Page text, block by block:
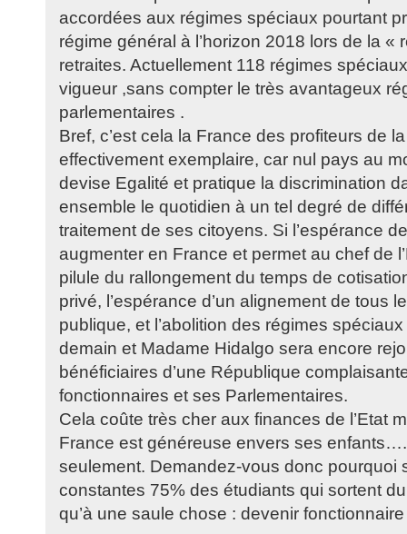
accordées aux régimes spéciaux pourtant
régime général à l’horizon 2018 lors de la «
retraites. Actuellement 118 régimes
vigueur ,sans compter le très avantageux
parlementaires .
Bref, c’est cela la France des profiteurs de
effectivement exemplaire, car nul pays au
devise Egalité et pratique la discrimination
ensemble le quotidien à un tel degré de
traitement de ses citoyens. Si l’espérance
augmenter en France et permet au chef de
pilule du rallongement du temps de
privé, l’espérance d’un alignement de tous
publique, et l’abolition des régimes
demain et Madame Hidalgo sera encore
bénéficiaires d’une République
fonctionnaires et ses Parlementaires.
Cela coûte très cher aux finances de l’Etat
France est généreuse envers ses
seulement. Demandez-vous donc pourquoi
constantes 75% des étudiants qui sortent
qu’à une saule chose : devenir fonctionnaire